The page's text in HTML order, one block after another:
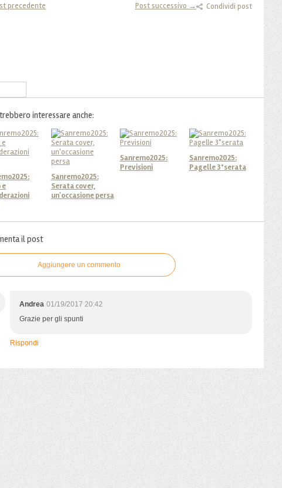
Condividi post
precedente Post successivo →
interessare anche:
e
Sanremo2025:
Serata cover,
un'occasione persa
Sanremo2025:
Previsioni
Sanremo2025:
Pagelle 3°serata
il post
Aggiungere un commento
Andrea 01/19/2017 20:42
Grazie per gli spunti
Rispondi